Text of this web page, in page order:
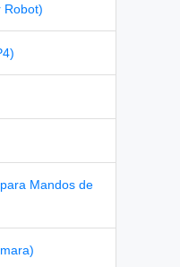
Robot)
Mandos de